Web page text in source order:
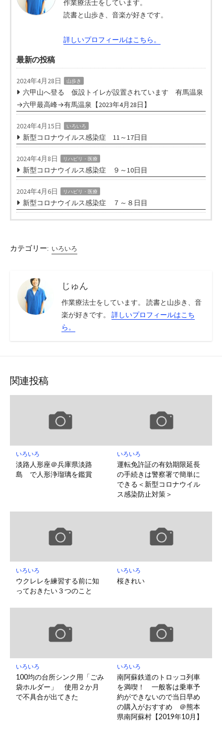
作業療法士をしています。
読書と山歩き、音楽が好きです。
詳しいプロフィールはこちら。
最新の投稿
2024年4月28日 山歩き
六甲山へ登る 仮設トイレが設置されています 有馬温泉
→六甲最高峰→有馬温泉【2023年4月28日】
2024年4月15日 いろいろ
新型コロナウイルス感染症 11～17日目
2024年4月8日 リハビリ・医療
新型コロナウイルス感染症 ９～10日目
2024年4月6日 リハビリ・医療
新型コロナウイルス感染症 ７～８日目
カテゴリー: いろいろ
じゅん
作業療法士をしています。 読書と山歩き、音
楽が好きです。 詳しいプロフィールはこち
ら。
関連投稿
いろいろ
淡路人形座＠兵庫県淡路
島 で人形浄瑠璃を鑑賞
いろいろ
運転免許証の有効期限延長
の手続きは警察署で簡単に
できる＜新型コロナウイル
ス感染防止対策＞
いろいろ
ウクレレを練習する前に知
っておきたい３つのこと
いろいろ
桜きれい
いろいろ
100均の台所シンク用「ごみ
袋ホルダー」 使用２か月
で不具合が出てきた
いろいろ
南阿蘇鉄道のトロッコ列車
を満喫！ 一般客は乗車予
約ができないので当日早め
の購入がおすすめ ＠熊本
県南阿蘇村【2019年10月】